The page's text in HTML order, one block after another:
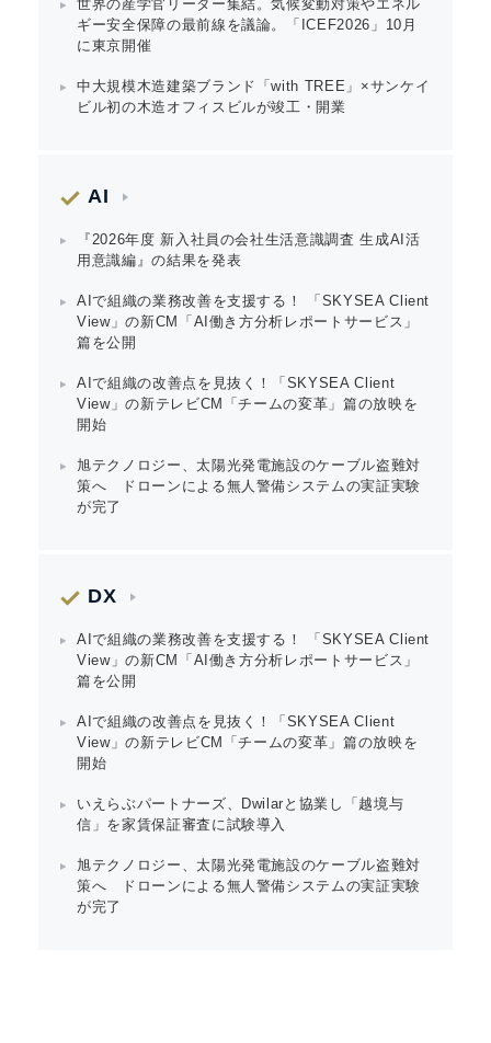
世界の産学官リーダー集結。気候変動対策やエネル
ギー安全保障の最前線を議論。「ICEF2026」10月
に東京開催
中大規模木造建築ブランド「with TREE」×サンケイ
ビル初の木造オフィスビルが竣工・開業
AI
『2026年度 新入社員の会社生活意識調査 生成AI活
用意識編』の結果を発表
AIで組織の業務改善を支援する！ 「SKYSEA Client
View」の新CM「AI働き方分析レポートサービス」
篇を公開
AIで組織の改善点を見抜く！「SKYSEA Client
View」の新テレビCM「チームの変革」篇の放映を
開始
旭テクノロジー、太陽光発電施設のケーブル盗難対
策へ ドローンによる無人警備システムの実証実験
が完了
DX
AIで組織の業務改善を支援する！ 「SKYSEA Client
View」の新CM「AI働き方分析レポートサービス」
篇を公開
AIで組織の改善点を見抜く！「SKYSEA Client
View」の新テレビCM「チームの変革」篇の放映を
開始
いえらぶパートナーズ、Dwilarと協業し「越境与
信」を家賃保証審査に試験導入
旭テクノロジー、太陽光発電施設のケーブル盗難対
策へ ドローンによる無人警備システムの実証実験
が完了